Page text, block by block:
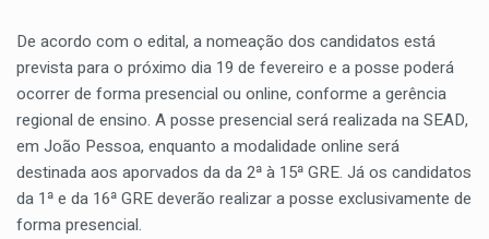
De acordo com o edital, a nomeação dos candidatos está
prevista para o próximo dia 19 de fevereiro e a posse poderá
ocorrer de forma presencial ou online, conforme a gerência
regional de ensino. A posse presencial será realizada na SEAD,
em João Pessoa, enquanto a modalidade online será
destinada aos aporvados da da 2ª à 15ª GRE. Já os candidatos
da 1ª e da 16ª GRE deverão realizar a posse exclusivamente de
forma presencial.